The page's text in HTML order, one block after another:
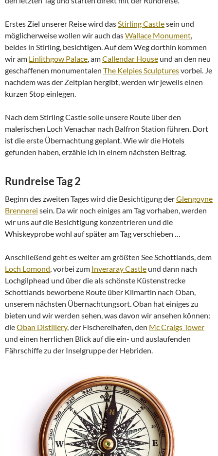
Erstes Ziel unserer Reise wird das Stirling Castlesein und
möglicherweise wollen wir auch dasWallace Monument
beides in Stirling, besichtigen. Auf dem Weg dorthin kommen
wir am Linlithgow Palace , amCallendar House und an den neu
geschaffenen monumentalen The Kelpies Sculpturesvorbei. Je
nachdem was der Zeitplan hergibt, werden wir jeweils einen
kurzen Stop einlegen.
Nach dem Stirling Castle solle unsere Route über den
malerischen Loch Venachar nach Balfron Station führen. Dort
ist die erste Übernachtung geplant. Wie wir die Hotels
gefunden haben, erzähle ich in einem nächsten Beitrag.
Rundreise Tag 2
Beginn des zweiten Tages wird die Besichtigung derGlengoyne
Brennerei sein. Da wir noch einiges am Tag vorhaben, werden
wir uns auf die Besichtigung konzentrieren und die
Whiskeyprobe wohl auf später am Tag verschieben …
Anschließend geht es weiter am größten See Schottlands, dem
Loch Lomond , vorbei zum Inveraray Castle und dann nach
Lochgilphead und über die als schönste Küstenstrecke
Schottlands beworbene Route über Kilmartin nach Oban,
unserem nächsten Übernachtungsort. Oban hat einiges zu
bieten und wir werden sehen, was davon wir ansehen können:
dieOban Distillery, der Fischereihafen, den Mc Craigs Tower
und einen herrlichen Blick auf die ein- und auslaufenden
Fährschiffe zu der Inselgruppe der Hebriden.